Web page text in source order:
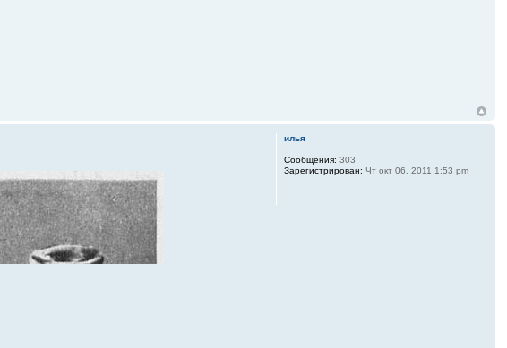
илья
Сообщения: 303
Зарегистрирован: Чт окт 06, 2011 1:53 pm